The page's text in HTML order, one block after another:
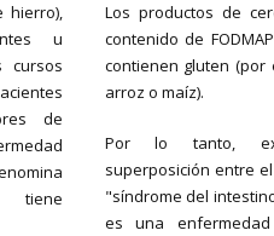
hierro),
u
cursos
de
Los productos de
contenido de
contienen gluten (por
arroz o maíz).
Por lo tanto,
superposición entre
"síndrome del
es una